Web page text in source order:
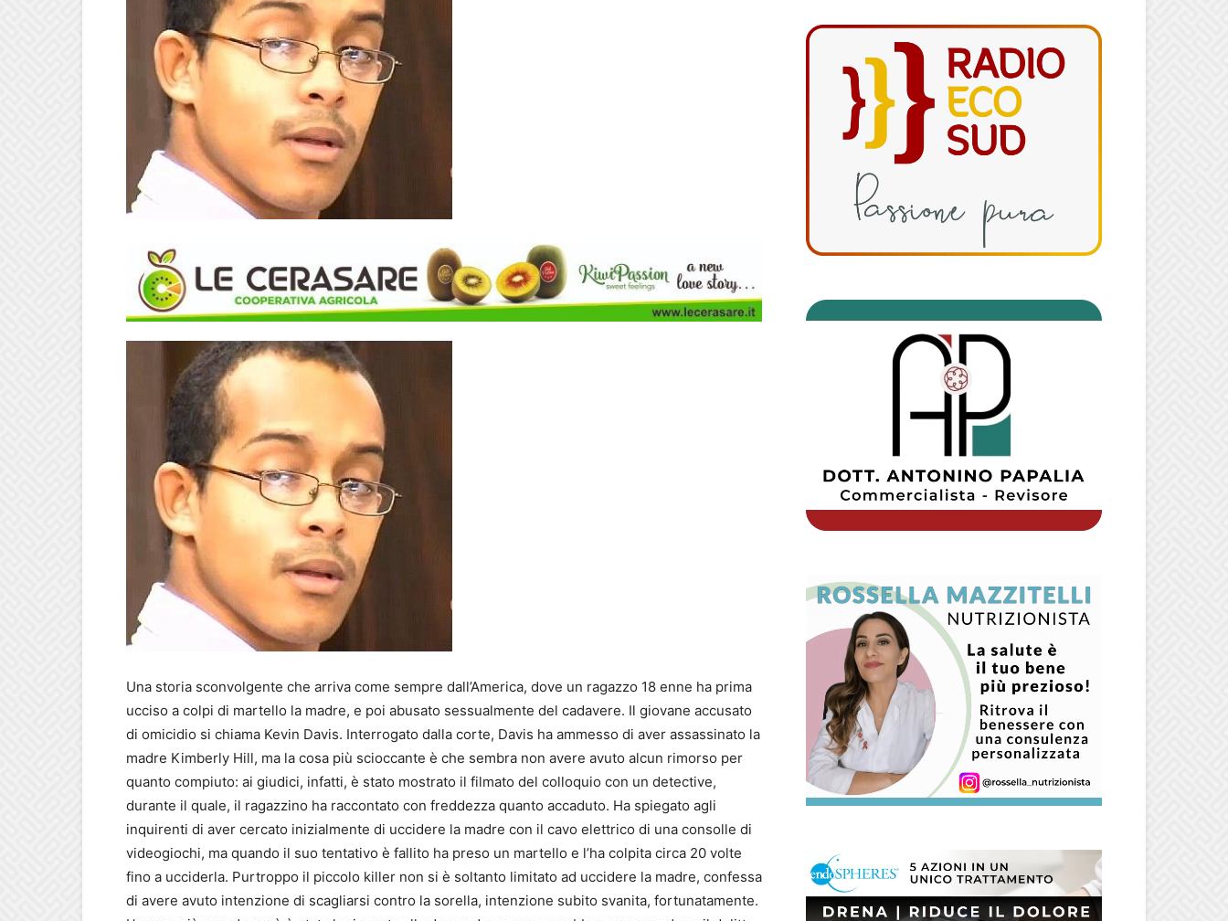
Una storia sconvolgente che arriva come sempre dall’America, dove un ragazzo 18 enne ha prima
ucciso a colpi di martello la madre, e poi abusato sessualmente del cadavere. Il giovane accusato
di omicidio si chiama Kevin Davis. Interrogato dalla corte, Davis ha ammesso di aver assassinato la
madre Kimberly Hill, ma la cosa più scioccante è che sembra non avere avuto alcun rimorso per
quanto compiuto: ai giudici, infatti, è stato mostrato il filmato del colloquio con un detective,
durante il quale, il ragazzino ha raccontato con freddezza quanto accaduto. Ha spiegato agli
inquirenti di aver cercato inizialmente di uccidere la madre con il cavo elettrico di una consolle di
videogiochi, ma quando il suo tentativo è fallito ha preso un martello e l’ha colpita circa 20 volte
fino a ucciderla. Purtroppo il piccolo killer non si è soltanto limitato ad uccidere la madre, confessa
di avere avuto intenzione di scagliarsi contro la sorella, intenzione subito svanita, fortunatamente.